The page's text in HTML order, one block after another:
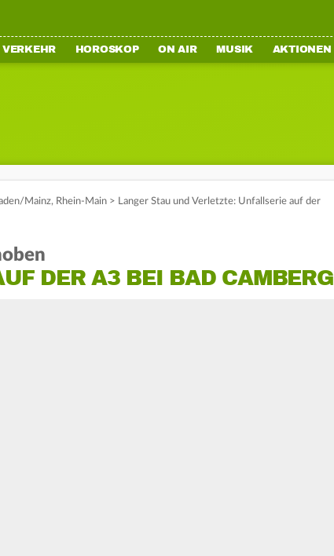
VERKEHR HOROSKOP ON AIR MUSIK AKTIONEN
Mainz, Rhein-Main > Langer Stau und Verletzte: Unfallserie auf der
DER A3 BEI BAD CAMBERG